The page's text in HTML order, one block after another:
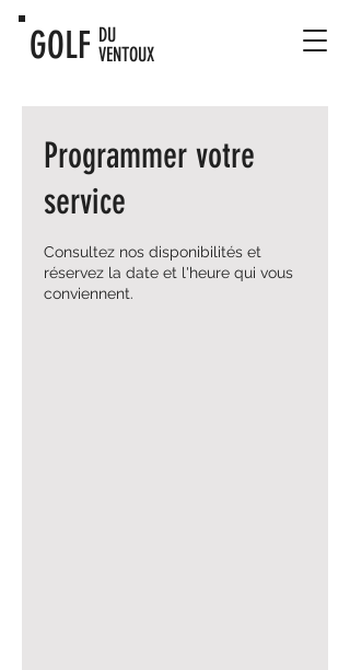
GOLF DU
VENTOUX
Programmer votre
service
Consultez nos disponibilités et
réservez la date et l'heure qui vous
conviennent.